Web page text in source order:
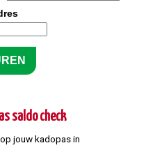
saldo check
jouw kadopas in